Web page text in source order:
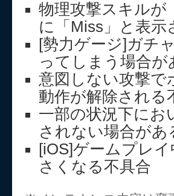
物理攻撃スキルが
に「Miss」と表示
[勢力ゲージ]ガチ
ってしまう場合が
意図しない攻撃で
動作が解除される
一部の状況下にお
されない場合があ
[iOS]ゲームプレ
さくなる不具合